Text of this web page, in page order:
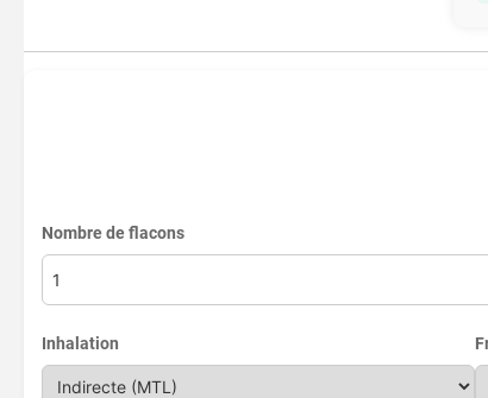
Nombre de flacons
Inhalation